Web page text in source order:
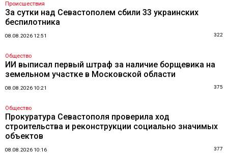
Происшествия
За сутки над Севастополем сбили 33 украинских
беспилотника
08.08.2026 12:51 322
Общество
ИИ выписал первый штраф за наличие борщевика на
земельном участке в Московской области
08.08.2026 10:21 375
Общество
Прокуратура Севастополя проверила ход
строительства и реконструкции социально значимых
объектов
08.08.2026 10:16 377